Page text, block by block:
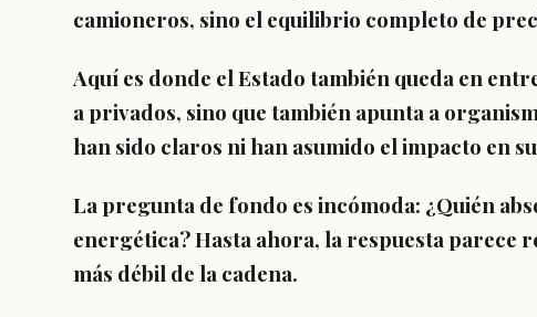
camioneros, sino el equilibrio completo de
Aquí es donde el Estado también queda en
a privados, sino que también apunta a
han sido claros ni han asumido el impacto en
La pregunta de fondo es incómoda: ¿Quién
energética? Hasta ahora, la respuesta parece
más débil de la cadena.